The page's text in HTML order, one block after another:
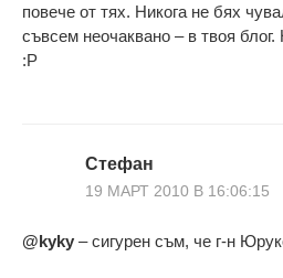
повече от тях. Никога не бях
съвсем неочаквано – в твоя
:Р
Стефан
19 МАРТ 2010 В 16:06:15
@kyky – сигурен съм, че г-н